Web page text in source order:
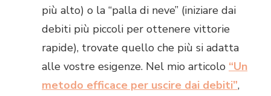
più alto) o la “palla di neve” (iniziare dai
debiti più piccoli per ottenere vittorie
rapide), trovate quello che più si adatta
alle vostre esigenze. Nel mio articolo “Un
metodo efficace per uscire dai debiti”,